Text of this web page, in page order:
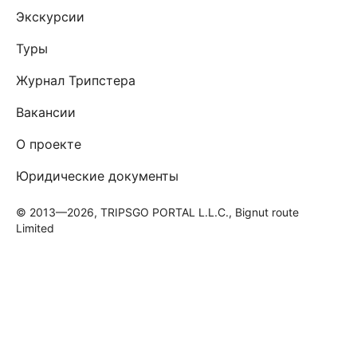
Экскурсии
Туры
Журнал Трипстера
Вакансии
О проекте
Юридические документы
© 2013—2026, TRIPSGO PORTAL L.L.C., Bignut route
Limited